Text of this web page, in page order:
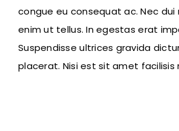
congue eu consequat ac. Nec dui
enim ut tellus. In egestas erat
Suspendisse ultrices gravida
placerat. Nisi est sit amet facilisis